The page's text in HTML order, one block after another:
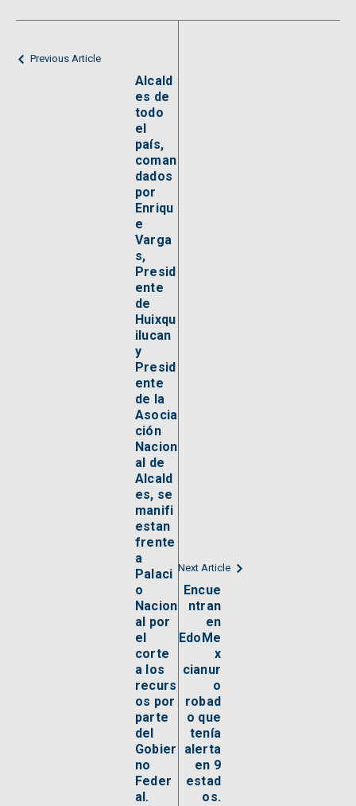
Previous Article
Alcald
es de
todo
el
país,
coman
dados
por
Enriqu
e
Varga
s,
Presid
ente
de
Huixqu
ilucan
y
Presid
ente
de la
Asocia
ción
Nacion
al de
Alcald
es, se
manifi
estan
frente
a
Palaci
o
Nacion
al por
el
corte
a los
recurs
os por
parte
del
Gobier
no
Feder
al.
Next Article
Encue
ntran
en
EdoMe
x
cianur
o
robad
o que
tenía
alerta
en 9
estad
os.